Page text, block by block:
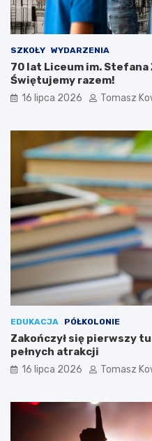
SZKOŁY WYDARZENIA
70 lat Liceum im. Stefana
Świętujemy razem!
16 lipca 2026 Tomasz
EDUKACJA PÓŁKOLONIE
Zakończył się pierwszy
pełnych atrakcji
16 lipca 2026 Tomasz